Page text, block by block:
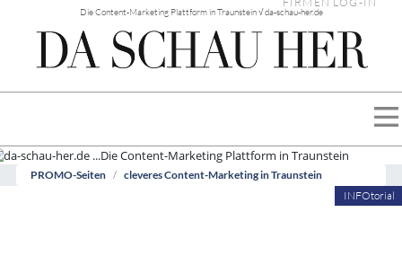
Die Content-Marketing Plattform in Traunstein √ da-schau-her.de
PROMO-Seiten cleveres Content-Marketing in Traunstein
INFOtorial